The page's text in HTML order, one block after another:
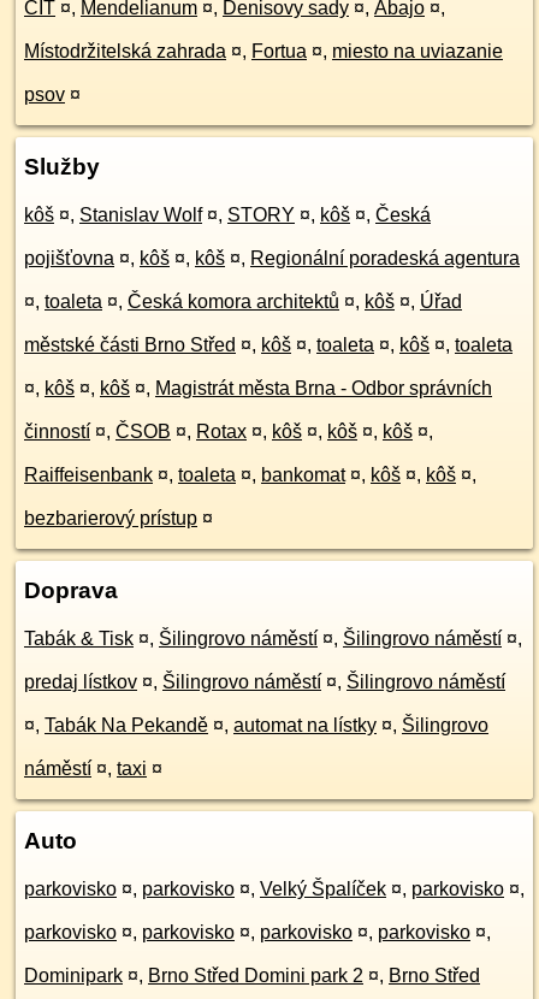
CIT ¤, Mendelianum ¤, Denisovy sady ¤, Abajo ¤,
Místodržitelská zahrada ¤, Fortua ¤, miesto na uviazanie
psov ¤
Služby
kôš ¤, Stanislav Wolf ¤, STORY ¤, kôš ¤, Česká
pojišťovna ¤, kôš ¤, kôš ¤, Regionální poradeská agentura
¤, toaleta ¤, Česká komora architektů ¤, kôš ¤, Úřad
městské části Brno Střed ¤, kôš ¤, toaleta ¤, kôš ¤, toaleta
¤, kôš ¤, kôš ¤, Magistrát města Brna - Odbor správních
činností ¤, ČSOB ¤, Rotax ¤, kôš ¤, kôš ¤, kôš ¤,
Raiffeisenbank ¤, toaleta ¤, bankomat ¤, kôš ¤, kôš ¤,
bezbarierový prístup ¤
Doprava
Tabák & Tisk ¤, Šilingrovo náměstí ¤, Šilingrovo náměstí ¤,
predaj lístkov ¤, Šilingrovo náměstí ¤, Šilingrovo náměstí
¤, Tabák Na Pekandě ¤, automat na lístky ¤, Šilingrovo
náměstí ¤, taxi ¤
Auto
parkovisko ¤, parkovisko ¤, Velký Špalíček ¤, parkovisko ¤,
parkovisko ¤, parkovisko ¤, parkovisko ¤, parkovisko ¤,
Dominipark ¤, Brno Střed Domini park 2 ¤, Brno Střed